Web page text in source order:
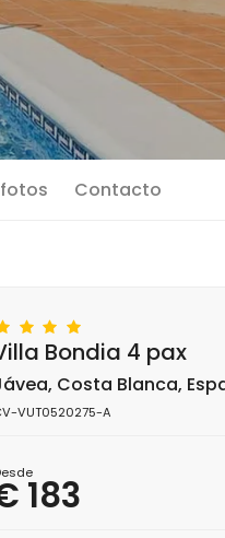
Contacto
Bondia 4 pax
Costa Blanca,
VUT0520275-A
183